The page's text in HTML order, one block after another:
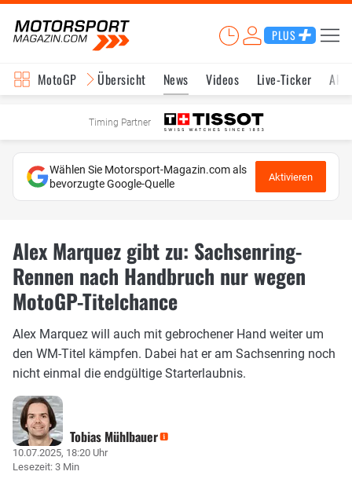
PLUS
MotoGP Übersicht News Videos Live-Ticker
Timing Partner
Wählen Sie Motorsport-Magazin.com als
bevorzugte Google-Quelle
Aktivieren
Alex Marquez gibt zu: Sachsenring-
Rennen nach Handbruch nur wegen
MotoGP-Titelchance
Alex Marquez will auch mit gebrochener Hand weiter um
den WM-Titel kämpfen. Dabei hat er am Sachsenring noch
nicht einmal die endgültige Starterlaubnis.
Tobias Mühlbauer
10.07.2025, 18:20 Uhr
Lesezeit: 3 Min